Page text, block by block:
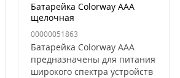
Батарейка Colorway AAA
щелочная
00000051863
Батарейка Colorway AAA
предназначены для питания
широкого спектра устройств